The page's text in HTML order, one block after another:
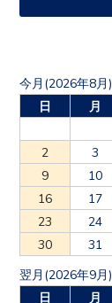
今月(2026年8月)
日
月
2
3
9
10
16
17
23
24
30
31
翌月(2026年9月)
日
月